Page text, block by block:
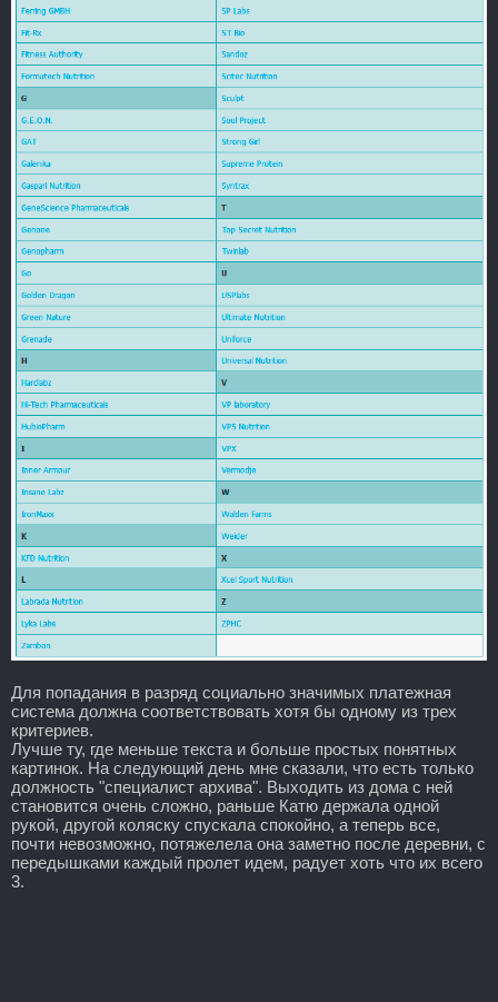
Для попадания в разряд социально значимых платежная
система должна соответствовать хотя бы одному из трех
критериев.
Лучше ту, где меньше текста и больше простых понятных
картинок. На следующий день мне сказали, что есть только
должность "специалист архива". Выходить из дома с ней
становится очень сложно, раньше Катю держала одной
рукой, другой коляску спускала спокойно, а теперь все,
почти невозможно, потяжелела она заметно после деревни, с
передышками каждый пролет идем, радует хоть что их всего
3.